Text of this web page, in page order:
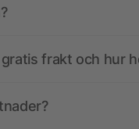
frakt och hur